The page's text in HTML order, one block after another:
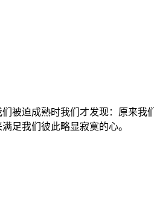
被迫成熟时我们才发现：原来
足我们彼此略显寂寞的心。